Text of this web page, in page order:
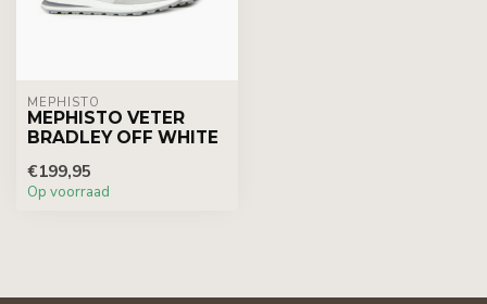
MEPHISTO
MEPHISTO VETER
BRADLEY OFF WHITE
€199,95
Op voorraad